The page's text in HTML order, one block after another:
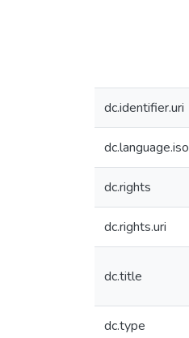
dc.identifier.uri
dc.language.iso
dc.rights
dc.rights.uri
dc.title
dc.type